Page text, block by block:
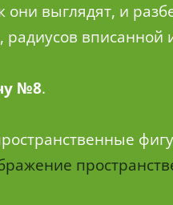
они выглядят, и
радиусов
№8.